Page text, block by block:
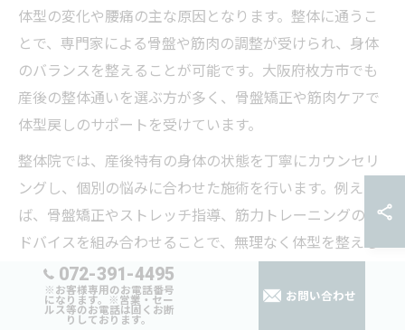
体型の変化や腰痛の主な原因となります。整体に通うこ
とで、専門家による骨盤や筋肉の調整が受けられ、身体
のバランスを整えることが可能です。大阪府枚方市でも
産後の整体通いを選ぶ方が多く、骨盤矯正や筋肉ケアで
体型戻しのサポートを受けています。
整体院では、産後特有の身体の状態を丁寧にカウンセリ
ングし、個別の悩みに合わせた施術を行います。例え
ば、骨盤矯正やストレッチ指導、筋力トレーニングのア
ドバイスを組み合わせることで、無理なく体型を整える
ことができます。特に骨盤矯正 枚方や産後骨盤矯正 枚方
など、地域に根差した整体院の利用が増えています。
072-391-4495
※お客様専用のお電話番号
になります。※営業・セー
ルス等のお電話は固くお断
りしております。
お問い合わせ